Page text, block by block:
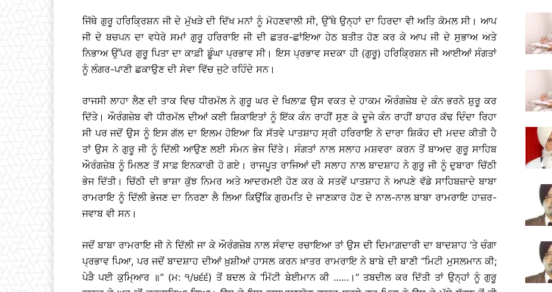
ਜਿੱਥੇ ਗੁਰੂ ਹਰਿਕ੍ਰਿਸ਼ਨ ਜੀ ਦੇ ਮੁੱਖੜੇ ਦੀ ਦਿੱਖ ਮਨਾਂ ਨੂੰ ਮੋਹਣਵਾਲੀ ਸੀ, ਉੱਥੇ ਉਨ੍ਹਾਂ ਦਾ ਹਿਰਦਾ ਵੀ ਅਤਿ ਕੋਮਲ ਸੀ। ਆਪ
ਜੀ ਦੇ ਬਚਪਨ ਦਾ ਵਧੇਰੇ ਸਮਾਂ ਗੁਰੂ ਹਰਿਰਾਇ ਜੀ ਦੀ ਛਤਰ-ਛਾਂਇਆ ਹੇਠ ਬਤੀਤ ਹੋਣ ਕਰ ਕੇ ਆਪ ਜੀ ਦੇ ਸੁਭਾਅ ਅਤੇ
ਨਿਭਾਅ ਉੱਪਰ ਗੁਰੂ ਪਿਤਾ ਦਾ ਕਾਫ਼ੀ ਡੂੰਘਾ ਪ੍ਰਭਾਵ ਸੀ। ਇਸ ਪ੍ਰਭਾਵ ਸਦਕਾ ਹੀ (ਗੁਰੂ) ਹਰਿਕ੍ਰਿਸ਼ਨ ਜੀ ਆਈਆਂ ਸੰਗਤਾਂ
ਨੂੰ ਲੰਗਰ-ਪਾਣੀ ਛਕਾਉਣ ਦੀ ਸੇਵਾ ਵਿੱਚ ਜੁਟੇ ਰਹਿੰਦੇ ਸਨ।
ਰਾਜਸੀ ਲਾਹਾ ਲੈਣ ਦੀ ਤਾਕ ਵਿਚ ਧੀਰਮੱਲ ਨੇ ਗੁਰੂ ਘਰ ਦੇ ਖਿਲਾਫ਼ ਉਸ ਵਕਤ ਦੇ ਹਾਕਮ ਔਰੰਗਜ਼ੇਬ ਦੇ ਕੰਨ ਭਰਨੇ ਸ਼ੁਰੂ ਕਰ
ਦਿੱਤੇ। ਔਰੰਗਜ਼ੇਬ ਵੀ ਧੀਰਮੱਲ ਦੀਆਂ ਕਈ ਸ਼ਿਕਾਇਤਾਂ ਨੂੰ ਇੱਕ ਕੰਨ ਰਾਹੀਂ ਸੁਣ ਕੇ ਦੂਜੇ ਕੰਨ ਰਾਹੀਂ ਬਾਹਰ ਕੱਢ ਦਿੰਦਾ ਰਿਹਾ
ਸੀ ਪਰ ਜਦੋਂ ਉਸ ਨੂੰ ਇਸ ਗੱਲ ਦਾ ਇਲਮ ਹੋਇਆ ਕਿ ਸੱਤਵੇ ਪਾਤਸ਼ਾਹ ਸ੍ਰੀ ਹਰਿਰਾਇ ਨੇ ਦਾਰਾ ਸ਼ਿਕੋਹ ਦੀ ਮਦਦ ਕੀਤੀ ਹੈ
ਤਾਂ ਉਸ ਨੇ ਗੁਰੂ ਜੀ ਨੂੰ ਦਿੱਲੀ ਆਉਣ ਲਈ ਸੰਮਨ ਭੇਜ ਦਿੱਤੇ। ਸੰਗਤਾਂ ਨਾਲ ਸਲਾਹ ਮਸ਼ਵਰਾ ਕਰਨ ਤੋਂ ਬਾਅਦ ਗੁਰੂ ਸਾਹਿਬ
ਔਰੰਗਜ਼ੇਬ ਨੂੰ ਮਿਲਣ ਤੋਂ ਸਾਫ਼ ਇਨਕਾਰੀ ਹੋ ਗਏ। ਰਾਜਪੂਤ ਰਾਜਿਆਂ ਦੀ ਸਲਾਹ ਨਾਲ ਬਾਦਸ਼ਾਹ ਨੇ ਗੁਰੂ ਜੀ ਨੂੰ ਦੁਬਾਰਾ ਚਿੱਠੀ
ਭੇਜ ਦਿੱਤੀ। ਚਿੱਠੀ ਦੀ ਭਾਸ਼ਾ ਕੁੱਝ ਨਿਮਰ ਅਤੇ ਆਦਰਮਈ ਹੋਣ ਕਰ ਕੇ ਸਤਵੇਂ ਪਾਤਸ਼ਾਹ ਨੇ ਆਪਣੇ ਵੱਡੇ ਸਾਹਿਬਜ਼ਾਦੇ ਬਾਬਾ
ਰਾਮਰਾਇ ਨੂੰ ਦਿੱਲੀ ਭੇਜਣ ਦਾ ਨਿਰਣਾ ਲੈ ਲਿਆ ਕਿਉਂਕਿ ਗੁਰਮਤਿ ਦੇ ਜਾਣਕਾਰ ਹੋਣ ਦੇ ਨਾਲ-ਨਾਲ ਬਾਬਾ ਰਾਮਰਾਇ ਹਾਜ਼ਰ-
ਜਵਾਬ ਵੀ ਸਨ।
ਜਦੋਂ ਬਾਬਾ ਰਾਮਰਾਇ ਜੀ ਨੇ ਦਿੱਲੀ ਜਾ ਕੇ ਔਰੰਗਜ਼ੇਬ ਨਾਲ ਸੰਵਾਦ ਰਚਾਇਆ ਤਾਂ ਉਸ ਦੀ ਦਿਮਾਗ਼ਦਾਰੀ ਦਾ ਬਾਦਸ਼ਾਹ ’ਤੇ ਚੰਗਾ
ਪ੍ਰਭਾਵ ਪਿਆ, ਪਰ ਜਦੋਂ ਬਾਦਸ਼ਾਹ ਦੀਆਂ ਖ਼ੁਸ਼ੀਆਂ ਹਾਸਲ ਕਰਨ ਖ਼ਾਤਰ ਰਾਮਰਾਇ ਨੇ ਬਾਬੇ ਦੀ ਬਾਣੀ ‘‘ਮਿਟੀ ਮੁਸਲਮਾਨ ਕੀ;
ਪੇੜੈ ਪਈ ਕੁਮਿ੍ਆਰ ॥’’ (ਮ: ੧/੪੬੬) ਤੋਂ ਬਦਲ ਕੇ ‘ਮਿੱਟੀ ਬੇਈਮਾਨ ਕੀ ……।’’ ਤਬਦੀਲ ਕਰ ਦਿੱਤੀ ਤਾਂ ਉਨ੍ਹਾਂ ਨੂੰ ਗੁਰੂ